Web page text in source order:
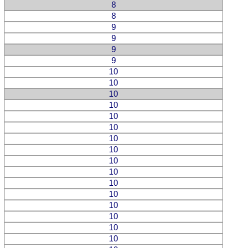
8
8
9
9
9
9
10
10
10
10
10
10
10
10
10
10
10
10
10
10
10
10